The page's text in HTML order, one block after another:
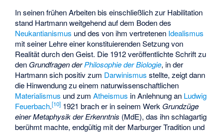
In seinen frühen Arbeiten bis einschließlich zur Habilitation
stand Hartmann weitgehend auf dem Boden des
Neukantianismus und des von ihm vertretenen Idealismus
mit seiner Lehre einer konstituierenden Setzung von
Realität durch den Geist. Die 1912 veröffentlichte Schrift zu
den Grundfragen derPhilosophie der Biologie, in der
Hartmann sich positiv zum Darwinismus stellte, zeigt dann
die Hinwendung zu einem naturwissenschaftlichen
Materialismus und zumAtheismus in Anlehnung an Ludwig
Feuerbach.[10] 1921 brach er in seinem Werk Grundzüge
einer Metaphysik der Erkenntnis (MdE), das ihn schlagartig
berühmt machte, endgültig mit der Marburger Tradition und